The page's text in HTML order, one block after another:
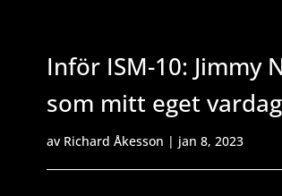
Inför ISM-10: Jimmy
som mitt eget
av Richard Åkesson | jan 8, 2023